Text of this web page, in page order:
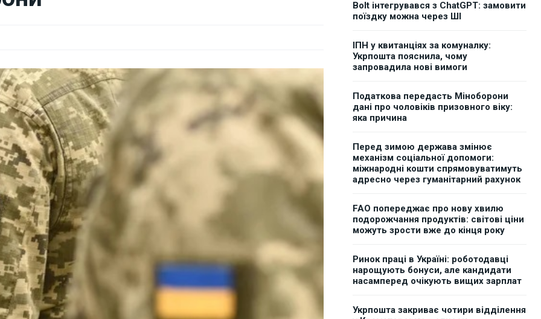
Bolt інтегрувався з ChatGPT: замовити
поїздку можна через ШІ
ІПН у квитанціях за комуналку:
Укрпошта пояснила, чому
запровадила нові вимоги
Податкова передасть Міноборони
дані про чоловіків призовного віку:
яка причина
Перед зимою держава змінює
механізм соціальної допомоги:
міжнародні кошти спрямовуватимуть
адресно через гуманітарний рахунок
FAO попереджає про нову хвилю
подорожчання продуктів: світові ціни
можуть зрости вже до кінця року
Ринок праці в Україні: роботодавці
нарощують бонуси, але кандидати
насамперед очікують вищих зарплат
Укрпошта закриває чотири відділення